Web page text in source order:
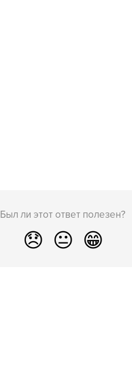
Был ли этот ответ полезен?
😞 😐 😁